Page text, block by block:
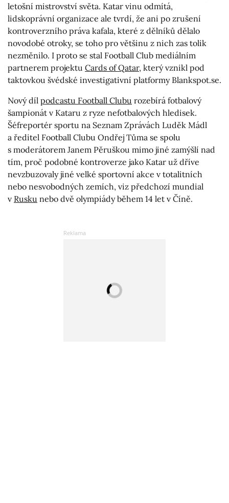
letošní mistrovství světa. Katar vinu odmítá,
lidskoprávní organizace ale tvrdí, že ani po zrušení
kontroverzního práva kafala, které z dělníků dělalo
novodobé otroky, se toho pro většinu z nich zas tolik
nezměnilo. I proto se stal Football Club mediálním
partnerem projektu Cards of Qatar, který vznikl pod
taktovkou švédské investigativní platformy Blankspot.se.
Nový díl podcastu Football Clubu rozebírá fotbalový
šampionát v Kataru z ryze nefotbalových hledisek.
Šéfreportér sportu na Seznam Zprávách Luděk Mádl
a ředitel Football Clubu Ondřej Tůma se spolu
s moderátorem Janem Pěruškou mimo jiné zamýšlí nad
tím, proč podobné kontroverze jako Katar už dříve
nevzbuzovaly jiné velké sportovní akce v totalitních
nebo nesvobodných zemích, viz předchozí mundial
v Rusku nebo dvě olympiády během 14 let v Číně.